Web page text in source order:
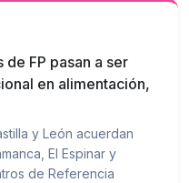
FP pasan a ser
en alimentación,
y León acuerdan
El Espinar y
de Referencia